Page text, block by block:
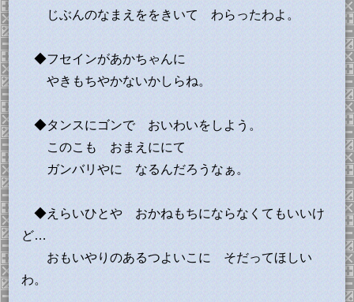
じぶんのなまえををきいて わらったわよ。
◆フセインがあかちゃんに
やきもちやかないかしらね。
◆タンスにゴンで おいわいをしよう。
このこも おまえににて
ガンバリやに なるんだろうなぁ。
◆えらいひとや おかねもちにならなくてもいいけ
ど…
おもいやりのあるつよいこに そだってほしい
わ。